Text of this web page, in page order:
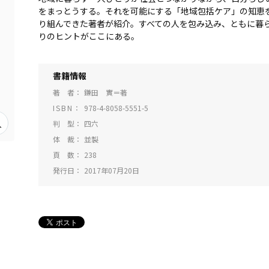
をまっとうする。それを可能にする「地域包括ケア」の知
り組んできた著者が紹介。すべての人を包み込み、ともに暮
りのヒントがここにある。
書籍情報
著 者
鎌田 實＝著
ISBN
978-4-8058-5551-5
判 型
四六
体 裁
並製
頁 数
238
発行日
2017年07月20日